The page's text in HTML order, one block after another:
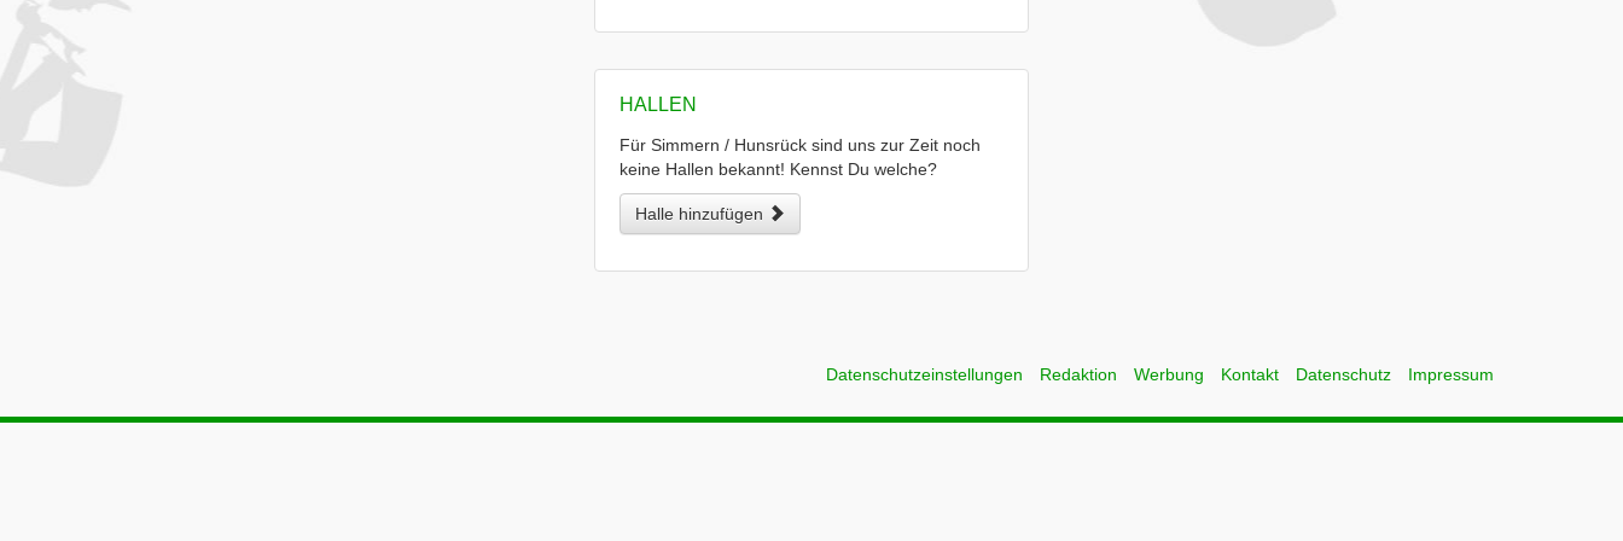
HALLEN
Für Simmern / Hunsrück sind uns zur Zeit noch
keine Hallen bekannt! Kennst Du welche?
Halle hinzufügen
Datenschutzeinstellungen Redaktion Werbung Kontakt Datenschutz Impressum